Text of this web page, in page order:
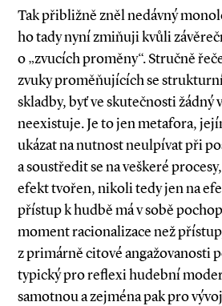
Tak přibližně zněl nedávný
ho tady nyní zmiňuji kvůli
o „zvucích proměny“. Stručně
zvuky proměňujících se
skladby, byť ve skutečnosti žádný
neexistuje. Je to jen metafora,
ukázat na nutnost neulpívat při
a soustředit se na veškeré
efekt tvořen, nikoli tedy jen na
přístup k hudbě má v sobě
moment racio­nalizace než
z primárně citové angažovanosti
typický pro reflexi hudební
samotnou a zejména pak pro